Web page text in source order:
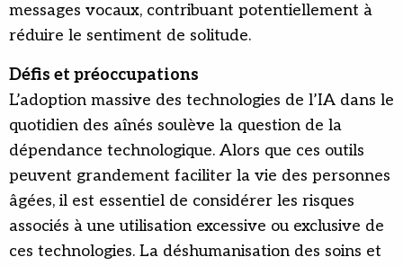
messages vocaux, contribuant potentiellement à
réduire le sentiment de solitude.
Défis et préoccupations
L’adoption massive des technologies de l’IA dans le
quotidien des aînés soulève la question de la
dépendance technologique. Alors que ces outils
peuvent grandement faciliter la vie des personnes
âgées, il est essentiel de considérer les risques
associés à une utilisation excessive ou exclusive de
ces technologies. La déshumanisation des soins et